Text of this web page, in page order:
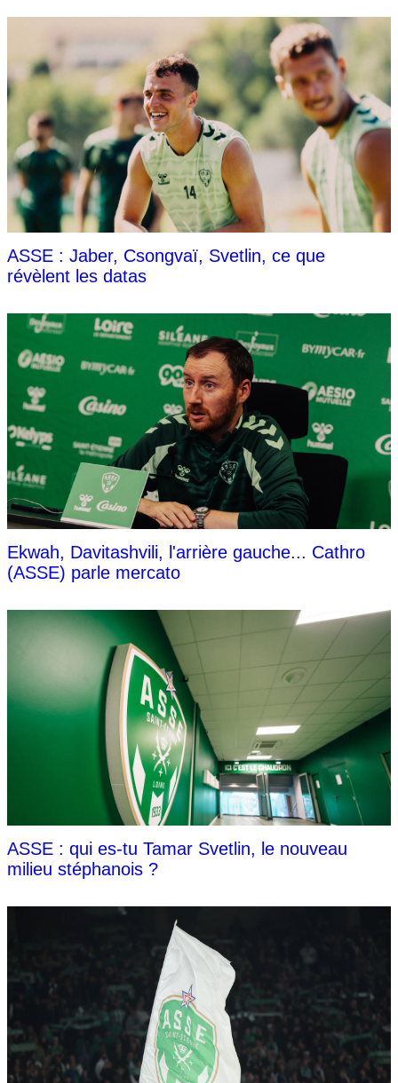
ASSE : Jaber, Csongvaï, Svetlin, ce que
révèlent les datas
Ekwah, Davitashvili, l'arrière gauche... Cathro
(ASSE) parle mercato
ASSE : qui es-tu Tamar Svetlin, le nouveau
milieu stéphanois ?